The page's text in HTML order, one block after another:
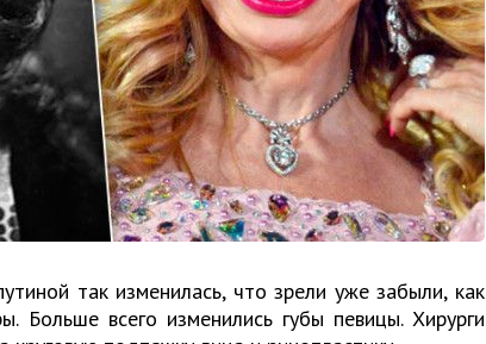
так изменилась, что зрели уже забыли, как
Больше всего изменились губы певицы. Хирурги